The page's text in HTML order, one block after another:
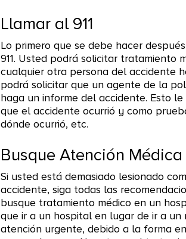
Llamar al 911
Lo primero que se debe hacer
911. Usted podrá solicitar tratamiento
cualquier otra persona del accidente
podrá solicitar que un agente de la
haga un informe del accidente. Esto
que el accidente ocurrió y como
dónde ocurrió, etc.
Busque Atención Médica
Si usted está demasiado lesionado
accidente, siga todas las
busque tratamiento médico en un
que ir a un hospital en lugar de ir a
atención urgente, debido a la forma